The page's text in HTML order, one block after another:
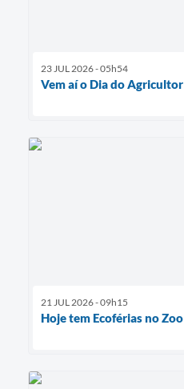
23 JUL 2026 - 05h54
Vem aí o Dia do Agricultor
21 JUL 2026 - 09h15
Hoje tem Ecoférias no Zoo